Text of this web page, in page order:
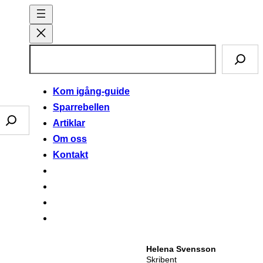
Kom igång-guide
Sparrebellen
Artiklar
Om oss
Kontakt
Helena Svensson
Skribent